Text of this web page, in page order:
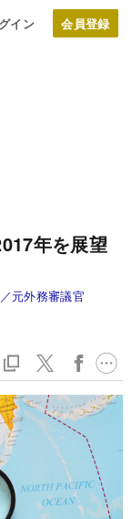
イン
年を展望
元外務審議官